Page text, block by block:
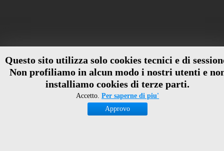
Questo sito utilizza solo cookies tecnici e di
Non profiliamo in alcun modo i nostri utenti e
installiamo cookies di terze parti.
Accetto. Per saperne di piu'
Approvo